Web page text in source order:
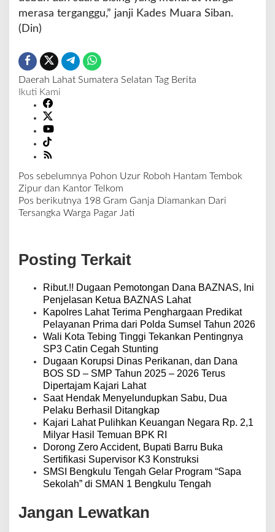
merasa terganggu,” janji Kades Muara Siban.
(Din)
Daerah Lahat Sumatera Selatan Tag Berita
Ikuti Kami
N
a
v
a
s
Pos sebelumnya Pohon Uzur Roboh Hantam Tembok
Zipur dan Kantor Telkom
Pos berikutnya 198 Gram Ganja Diamankan Dari
Tersangka Warga Pagar Jati
Posting Terkait
Ribut.!! Dugaan Pemotongan Dana BAZNAS, Ini
Penjelasan Ketua BAZNAS Lahat
Kapolres Lahat Terima Penghargaan Predikat
Pelayanan Prima dari Polda Sumsel Tahun 2026
Wali Kota Tebing Tinggi Tekankan Pentingnya
SP3 Catin Cegah Stunting
Dugaan Korupsi Dinas Perikanan, dan Dana
BOS SD – SMP Tahun 2025 – 2026 Terus
Dipertajam Kajari Lahat
Saat Hendak Menyelundupkan Sabu, Dua
Pelaku Berhasil Ditangkap
Kajari Lahat Pulihkan Keuangan Negara Rp. 2,1
Milyar Hasil Temuan BPK RI
Dorong Zero Accident, Bupati Barru Buka
Sertifikasi Supervisor K3 Konstruksi
SMSI Bengkulu Tengah Gelar Program “Sapa
Sekolah” di SMAN 1 Bengkulu Tengah
Jangan Lewatkan